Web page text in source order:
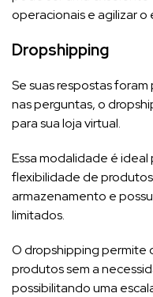
operacionais e agilizar o
Dropshipping
Se suas respostas
nas perguntas, o
para sua loja virtual.
Essa modalidade é
flexibilidade de
armazenamento e
limitados.
O dropshipping permite
produtos sem a
possibilitando uma